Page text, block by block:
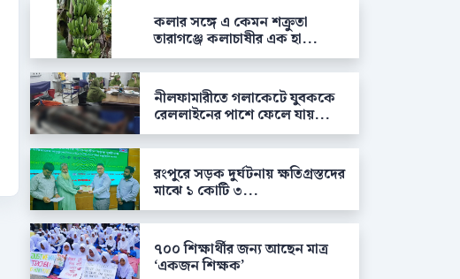
কলার সঙ্গে এ কেমন শক্রুতা
তারাগঞ্জে কলাচাষীর এক হা...
নীলফামারীতে গলাকেটে যুবককে
রেললাইনের পাশে ফেলে যায়...
রংপুরে সড়ক দুর্ঘটনায় ক্ষতিগ্রস্তদের
মাঝে ১ কোটি ৩...
৭০০ শিক্ষার্থীর জন্য আছেন মাত্র
‘একজন শিক্ষক’